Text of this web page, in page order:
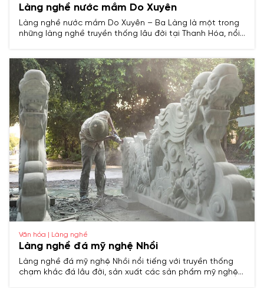
Làng nghề nước mắm Do Xuyên
Làng nghề nước mắm Do Xuyên – Ba Làng là một trong
những làng nghề truyền thống lâu đời tại Thanh Hóa, nổi
đà đặc trưng của vùng biển miền Trung.
Văn hóa | Làng nghề
Làng nghề đá mỹ nghệ Nhồi
Làng nghề đá mỹ nghệ Nhồi nổi tiếng với truyền thống
chạm khắc đá lâu đời, sản xuất các sản phẩm mỹ nghệ